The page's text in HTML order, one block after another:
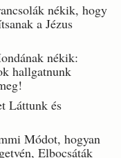
nékik, hogy
a Jézus
nékik:
hallgatnunk
Láttunk és
Módot, hogyan
Elbocsáták